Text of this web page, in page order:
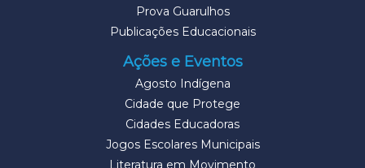
Prova Guarulhos
Publicações Educacionais
Ações e Eventos
Agosto Indígena
Cidade que Protege
Cidades Educadoras
Jogos Escolares Municipais